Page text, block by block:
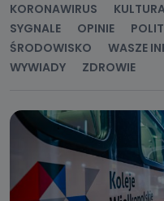
KORONAWIRUS
SYGNALE
OPINIE
ŚRODOWISKO
WASZE
WYWIADY
ZDROWIE